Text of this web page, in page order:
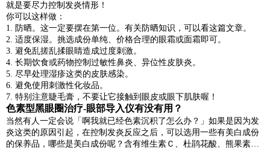
就是要尽力控制发炎情形！
你可以这样做：
1. 防晒。这一定要摆在第一位。有关防晒知识，可以看这篇文章。
2. 适度保湿。挑选成份单纯、价格合理的眼霜或面霜即可。
3. 避免乱搓乱揉眼睛造成过度刺激。
4. 长期饮食或药物控制过敏性鼻炎、异位性皮肤炎。
5. 尽早处理湿疹这类的皮肤感染。
6. 避免使用刺激性化妆品。
7. 特别注意睫毛膏，不要让它接触到眼皮或眼下肌肤喔！
色素型黑眼圈治疗-眼部导入仪有没有用？
当然有人一定会说「啊我就已经色素沉积了怎么办？」如果是因为发
炎这类的原因引起，在控制发炎反应之后，可以选用一些有美白成份
的保养品，哪些是美白成份呢？含有维生素Ｃ、杜鹃花酸、熊果素…